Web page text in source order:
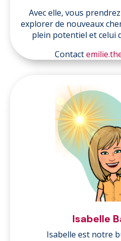
Avec elle, vous
explorer de nouveaux
plein potentiel et celui
Contact
Isabelle
Isabelle est notre